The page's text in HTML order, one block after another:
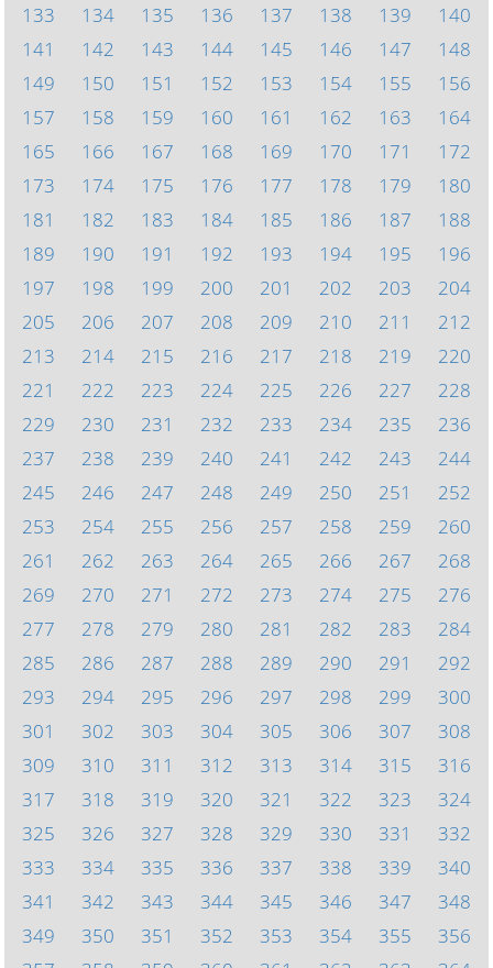
133
134 135 136 137 138 139
140
141
142 143 144 145 146 147
148
149
150 151 152 153 154 155
156
157
158 159 160 161 162 163
164
165
166 167 168 169 170 171
172
173
174 175 176 177 178 179
180
181
182 183 184 185 186 187
188
189
190 191 192 193 194 195
196
197
198 199 200 201 202 203
204
205
206 207 208 209 210 211
212
213
214 215 216 217 218 219
220
221
222 223 224 225 226 227
228
229
230 231 232 233 234 235
236
237
238 239 240 241 242 243
244
245
246 247 248 249 250 251
252
253
254 255 256 257 258 259
260
261
262 263 264 265 266 267
268
269
270 271 272 273 274 275
276
277
278 279 280 281 282 283
284
285
286 287 288 289 290 291
292
293
294 295 296 297 298 299
300
301
302 303 304 305 306 307
308
309
310 311 312 313 314 315
316
317
318 319 320 321 322 323
324
325
326 327 328 329 330 331
332
333
334 335 336 337 338 339
340
341
342 343 344 345 346 347
348
349
350 351 352 353 354 355
356